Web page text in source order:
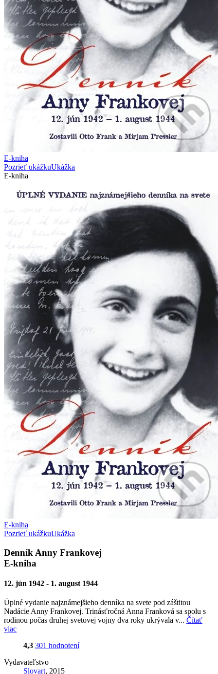
E-kniha
Pozrieť ukážkuUkážka
E-kniha
E-kniha
Pozrieť ukážkuUkážka
Denník Anny Frankovej
E-kniha
12. jún 1942 - 1. august 1944
Úplné vydanie najznámejšieho denníka na svete pod záštitou
Nadácie Anny Frankovej. Trinásťročná Anna Franková sa spolu s
rodinou počas druhej svetovej vojny dva roky ukrývala v... Čítať
viac
4,3 301 hodnotení
Vydavateľstvo
Slovart, 2015